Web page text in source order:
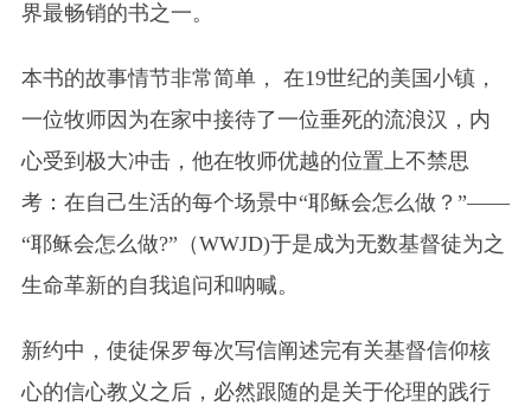
界最畅销的书之一。
本书的故事情节非常简单， 在19世纪的美国小镇，
一位牧师因为在家中接待了一位垂死的流浪汉，内
心受到极大冲击，他在牧师优越的位置上不禁思
考：在自己生活的每个场景中“耶稣会怎么做？”——
“耶稣会怎么做?”（WWJD)于是成为无数基督徒为之
生命革新的自我追问和呐喊。
新约中，使徒保罗每次写信阐述完有关基督信仰核
心的信心教义之后，必然跟随的是关于伦理的践行